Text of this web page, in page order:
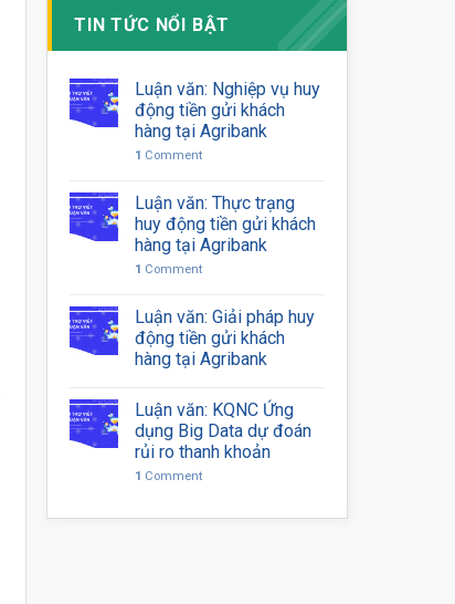
TIN TỨC NỔI BẬT
Luận văn: Nghiệp vụ huy
động tiền gửi khách
hàng tại Agribank
1 Comment
Luận văn: Thực trạng
huy động tiền gửi khách
hàng tại Agribank
1 Comment
Luận văn: Giải pháp huy
động tiền gửi khách
hàng tại Agribank
Luận văn: KQNC Ứng
dụng Big Data dự đoán
rủi ro thanh khoản
1 Comment